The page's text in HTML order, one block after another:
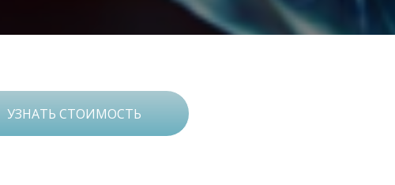
УЗНАТЬ СТОИМОСТЬ